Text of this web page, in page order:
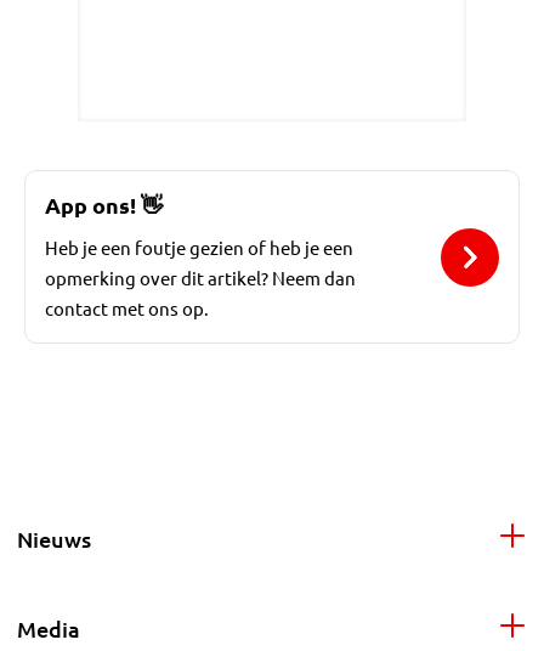
App ons!👋
Heb je een foutje gezien of heb je een
opmerking over dit artikel? Neem dan
contact met ons op.
Nieuws
Media